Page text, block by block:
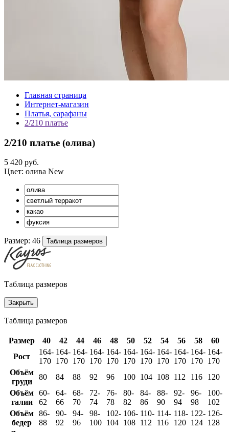
Главная страница
Интернет-магазин
Платья, сарафаны
2/210 платье
2/210 платье (олива)
5 420 руб.
Цвет: олива New
Размер: 46 Таблица размеров
Таблица размеров
Закрыть
Таблица размеров
Размер 40 42 44 46 48 50 52 54 56 58
60
Рост
164-
170
164-
170
164-
170
164-
170
164-
170
164-
170
164-
170
164-
170
164-
170
164-
170
164-
170
Объём
груди
80 84 88 92 96 100 104 108 112 116
120
Объём
талии
60-
62
64-
66
68-
70
72-
74
76-
78
80-
82
84-
86
88-
90
92-
94
96-
98
100-
102
Объём
бедер
86-
88
90-
92
94-
96
98-
100
102-
104
106-
108
110-
112
114-
116
118-
120
122-
124
126-
128